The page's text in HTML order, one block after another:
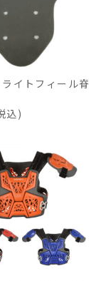
イトフィール脊
込)